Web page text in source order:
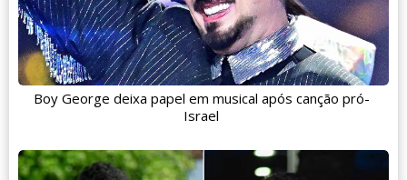
Boy George deixa papel em musical após canção pró-
Israel